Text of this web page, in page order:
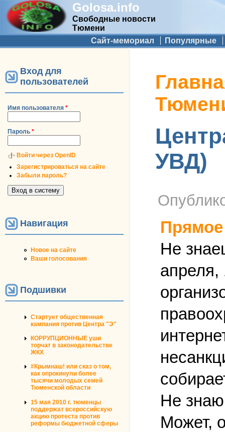
Golosa.info
Свободные новости
Тюмени
Дополнительное меню
Сайт-мемориал Популярные
Вход для
пользователей
Имя пользователя *
Пароль *
Войти через OpenID
Зарегистрироваться на сайте
Забыли пароль?
Навигация
Новое на сайте
Ваши голосования
Подшивки
Стартует общественная
кампания против Центра "Э"
КОРРУПЦИОННЫЕ уши
торчат в законодательстве
ЖКХ
#Крымнаш! или сказ о том,
как опрокинули более
тысячи молодых семей
Тюменской области
15 мая 2010 г. тюменцы
поддержат всероссийскую
акцию протеста против
реформы бюджетной сферы
Вы здесь
УВД)
Прямое
Не
апреля,
Не
Может,